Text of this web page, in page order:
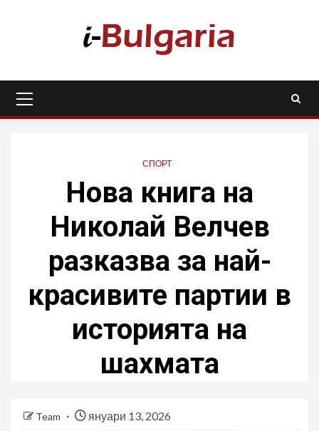
Menu
СПОРТ
Нова книга на
Николай Велчев
разказва за най-
красивите партии в
историята на
шахмата
Team януари 13, 2026